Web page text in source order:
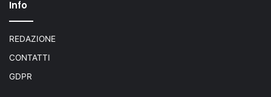
Info
REDAZIONE
CONTATTI
GDPR